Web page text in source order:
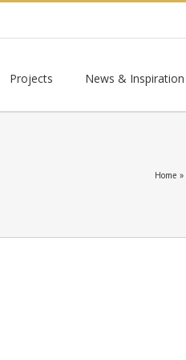
Projects News & Inspiration
Home »